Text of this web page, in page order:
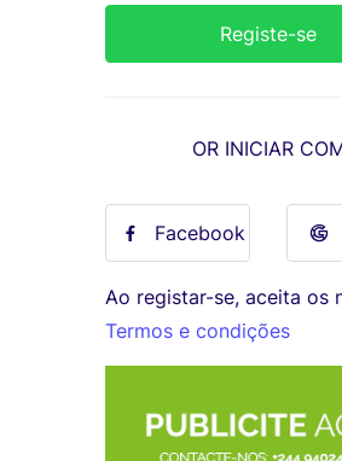
OR INICIAR
Facebook
Ao registar-se, aceita os
Termos e condições